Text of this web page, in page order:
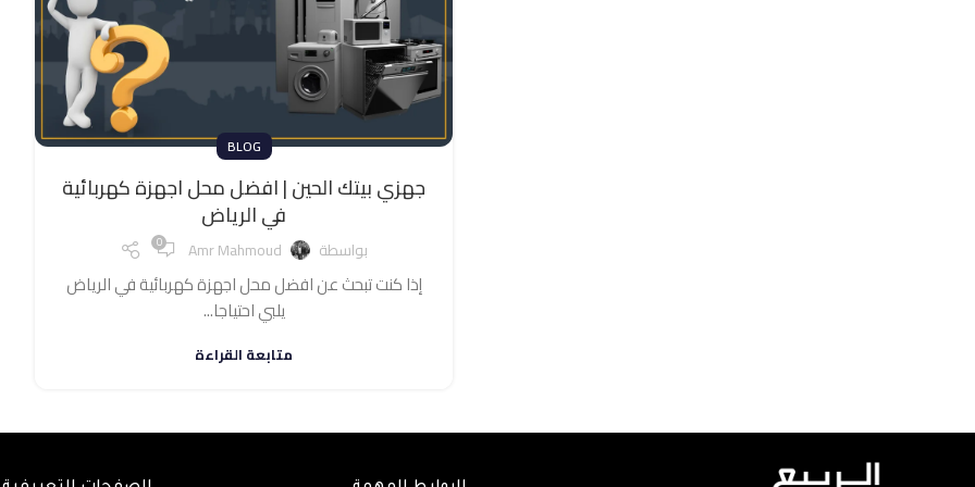
BLOG
جهزي بيتك الحين | افضل محل اجهزة كهربائية
في الرياض
بواسطة Amr Mahmoud
0
إذا كنت تبحث عن افضل محل اجهزة كهربائية في الرياض
يلبي احتياجا...
متابعة القراءة